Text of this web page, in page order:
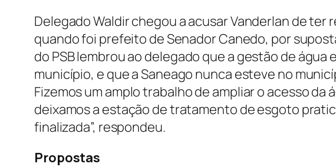
Delegado Waldir chegou a acusar Vanderlan de ter
quando foi prefeito de Senador Canedo, por
do PSB lembrou ao delegado que a gestão de
município, e que a Saneago nunca esteve no
Fizemos um amplo trabalho de ampliar o acesso da
deixamos a estação de tratamento de esgoto
finalizada”, respondeu.
Propostas